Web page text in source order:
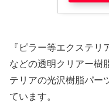
『ピラー等エクステ
などの透明クリアー樹
テリアの光沢樹脂パー
ています。